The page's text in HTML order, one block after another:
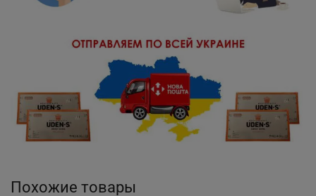
Похожие товары